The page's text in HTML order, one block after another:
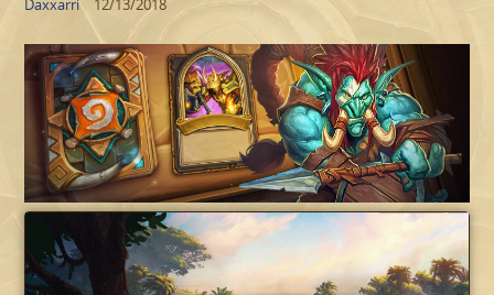
Daxxarri 12/13/2018